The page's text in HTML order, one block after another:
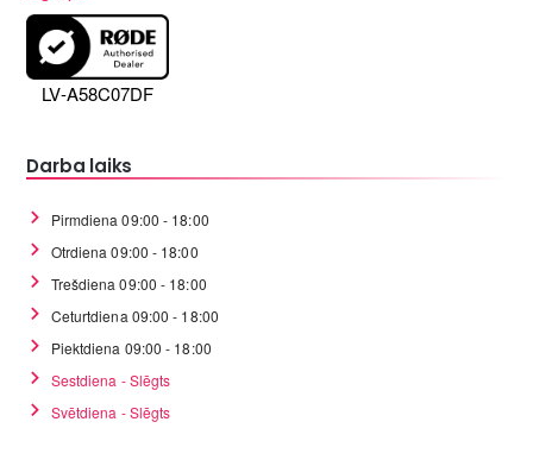
LV-A58C07DF
Darba laiks
Pirmdiena 09:00 - 18:00
Otrdiena 09:00 - 18:00
Trešdiena 09:00 - 18:00
Ceturtdiena 09:00 - 18:00
Piektdiena 09:00 - 18:00
Sestdiena - Slēgts
Svētdiena - Slēgts